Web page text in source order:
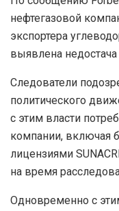
нефтегазовой
экспортера
выявлена
Следователи
политического
с этим власти
компании, включая
лицензиями
на время
Одновременно с